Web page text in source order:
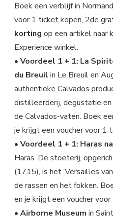
Boek een verblijf in
voor 1 ticket kopen, 2de
korting op een artikel naar
Experience winkel.
• Voordeel 1 + 1: La
du Breuil in Le Breuil en
authentieke Calvados
distilleerderij, degustatie
de Calvados-vaten. Boek
je krijgt een voucher voor 1
• Voordeel 1 + 1: Haras
Haras. De stoeterij,
(1715), is het ‘Versailles
de rassen en het fokken.
en je krijgt een voucher
• Airborne Museum in